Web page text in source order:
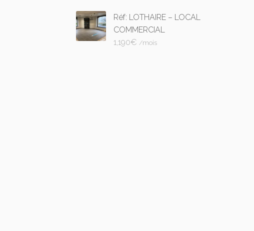
Réf: LOTHAIRE – LOCAL
COMMERCIAL
1,190€/mois